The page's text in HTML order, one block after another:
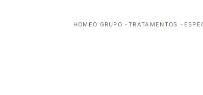
HOMEO GRUPO TRATAMENTOS